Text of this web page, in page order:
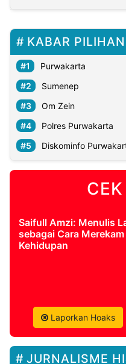
KABAR PILIHAN
Purwakarta
Sumenep
Om Zein
Polres Purwakarta
Diskominfo
Saifull Amzi: Menulis
sebagai Cara Merekam
Kehidupan
Laporkan Hoaks
JURNALISME